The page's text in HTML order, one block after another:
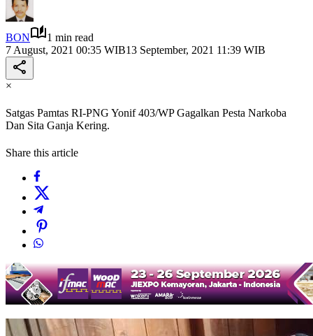
BON
1 min read
7 August, 2021 00:35 WIB13 September, 2021 11:39 WIB
×
Satgas Pamtas RI-PNG Yonif 403/WP Gagalkan Pesta Narkoba
Dan Sita Ganja Kering.
Share this article